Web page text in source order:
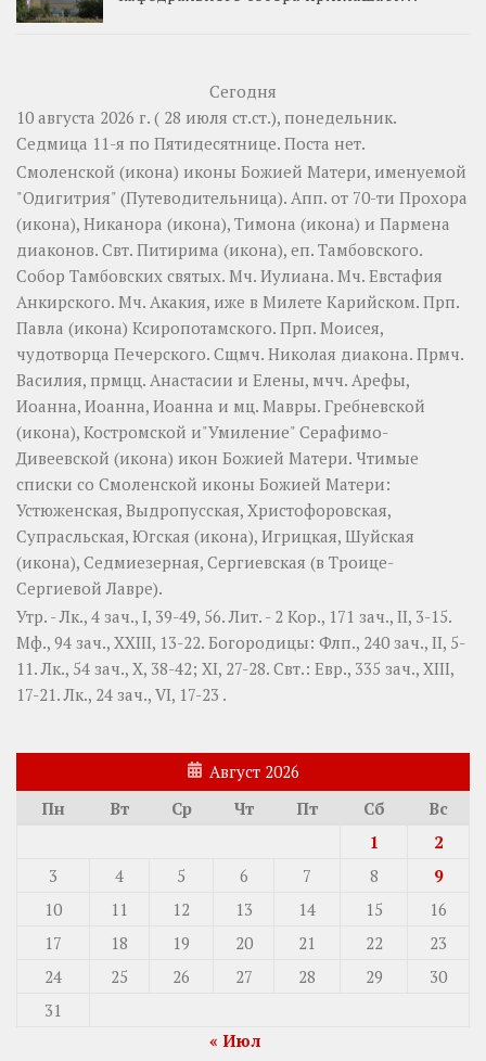
Сегодня
10 августа 2026 г. ( 28 июля ст.ст.), понедельник.
Седмица 11-я по Пятидесятнице. Поста нет.
Смоленской (икона) иконы Божией Матери, именуемой
"Одигитрия" (Путеводительница). Апп. от 70-ти Прохора
(икона), Никанора (икона), Тимона (икона) и Пармена
диаконов. Свт. Питирима (икона), еп. Тамбовского.
Собор Тамбовских святых. Мч. Иулиана. Мч. Евстафия
Анкирского. Мч. Акакия, иже в Милете Карийском. Прп.
Павла (икона) Ксиропотамского. Прп. Моисея,
чудотворца Печерского. Сщмч. Николая диакона. Прмч.
Василия, прмцц. Анастасии и Елены, мчч. Арефы,
Иоанна, Иоанна, Иоанна и мц. Мавры. Гребневской
(икона), Костромской и"Умиление" Серафимо-
Дивеевской (икона) икон Божией Матери. Чтимые
списки со Смоленской иконы Божией Матери:
Устюженская, Выдропусская, Христофоровская,
Супрасльская, Югская (икона), Игрицкая, Шуйская
(икона), Седмиезерная, Сергиевская (в Троице-
Сергиевой Лавре).
Утр. -Лк., 4 зач., I, 39-49, 56.Лит. - 2 Кор., 171 зач., II, 3-15.
Мф., 94 зач., XXIII, 13-22. Богородицы: Флп., 240 зач., II, 5-
11. Лк., 54 зач., X, 38-42; XI, 27-28. Свт.: Евр., 335 зач., XIII,
17-21. Лк., 24 зач., VI, 17-23 .
Август 2026
Пн
Вт Ср Чт Пт Сб
Вс
1
2
3
4 5 6 7 8
9
10
11 12 13 14 15
16
17
18 19 20 21 22
23
24
25 26 27 28 29
30
31
« Июл